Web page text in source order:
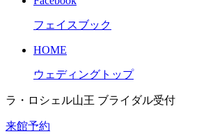
フェイスブック
HOME
ウェディングトップ
ラ・ロシェル山王 ブライダル受付
来館予約